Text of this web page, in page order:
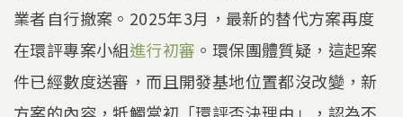
業者自行撤案。2025年3月，最新的替代方案再度
在環評專案小組進行初審 。環保團體質疑，這起案
件已經數度送審，而且開發基地位置都沒改變，新